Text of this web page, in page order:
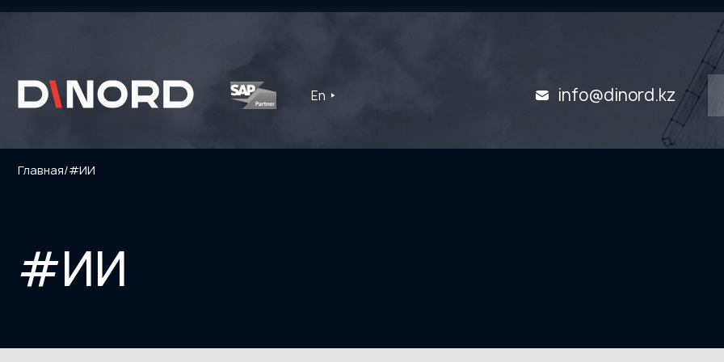
En info@dinord.kz
Главная/#ИИ
#ИИ